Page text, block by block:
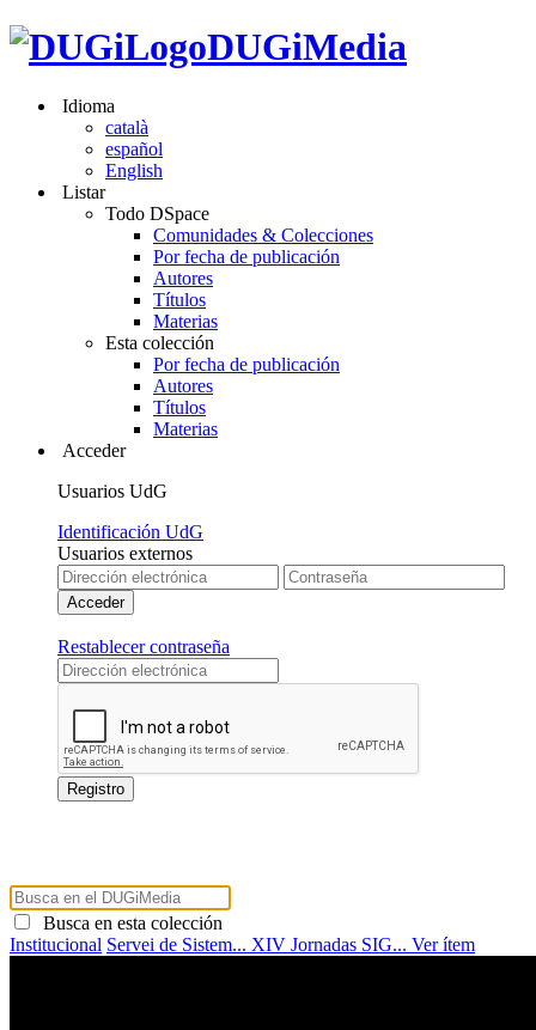
DUGiMedia
Idioma
català
español
English
Listar
Todo DSpace
Comunidades & Colecciones
Por fecha de publicación
Autores
Títulos
Materias
Esta colección
Por fecha de publicación
Autores
Títulos
Materias
Acceder
Usuarios UdG
Identificación UdG
Usuarios externos
Restablecer contraseña
Busca en esta colección
Institucional Servei de Sistem... XIV Jornadas SIG... Ver ítem